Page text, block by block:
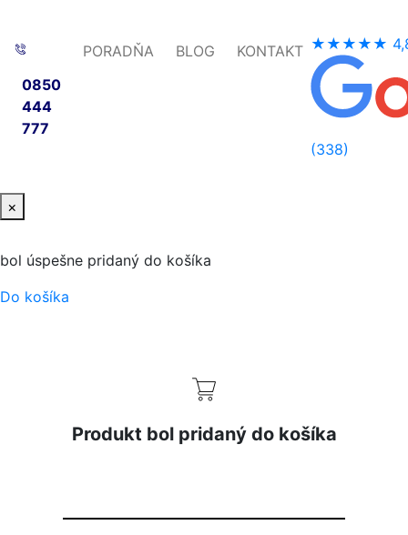
0850
444
777
PORADŇA BLOG KONTAKT ★★★★★
(338)
×
bol úspešne pridaný do košíka
Do košíka
Produkt bol pridaný do košíka